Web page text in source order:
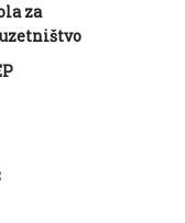
za